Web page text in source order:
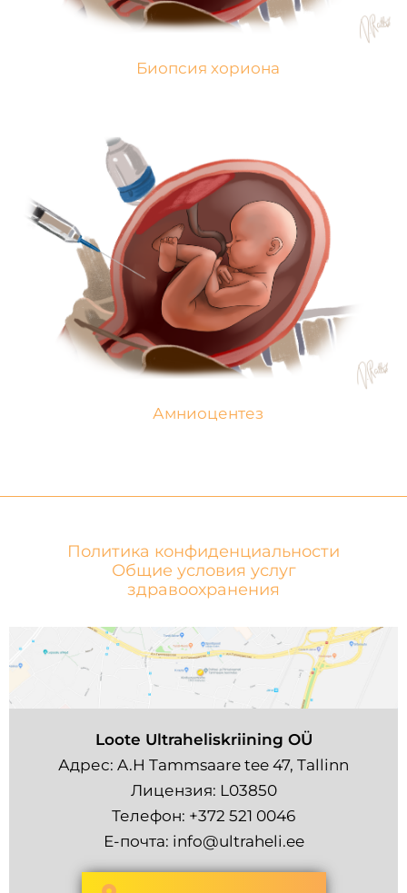
Биопсия хориона
Амниоцентез
Политика конфиденциальности
Общие условия услуг
здравоохранения
Loote Ultraheliskriining OÜ
Адрес: A.H Tammsaare tee 47, Tallinn
Лицензия: L03850
Телефон: +372 521 0046
Е-почта: info@ultraheli.ee